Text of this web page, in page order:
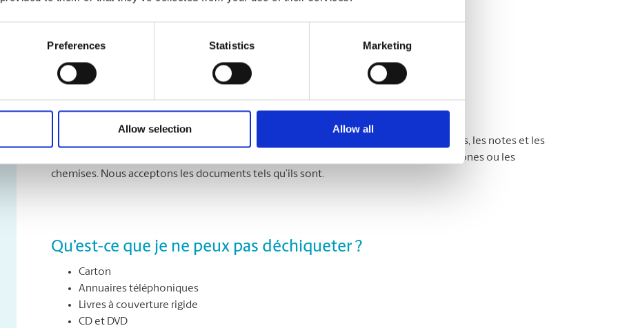
Preferences Statistics Marketing
Allow selection Allow all
Que puis-je déchiqueter ?
Vous pouvez déchiqueter tous les types de papier, dont le papier d’impression, les reçus, les notes et les
sorties d’imprimante. Et vous n’avez pas à vous soucier de retirer les agrafes, les trombones ou les
chemises. Nous acceptons les documents tels qu’ils sont.
Qu’est-ce que je ne peux pas déchiqueter ?
Carton
Annuaires téléphoniques
Livres à couverture rigide
CD et DVD